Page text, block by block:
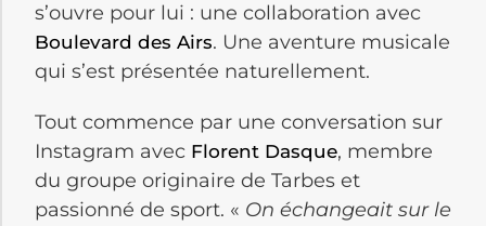
s’ouvre pour lui : une collaboration avec
Boulevard des Airs. Une aventure musicale
qui s’est présentée naturellement.
Tout commence par une conversation sur
Instagram avec Florent Dasque, membre
du groupe originaire de Tarbes et
passionné de sport. « On échangeait sur le